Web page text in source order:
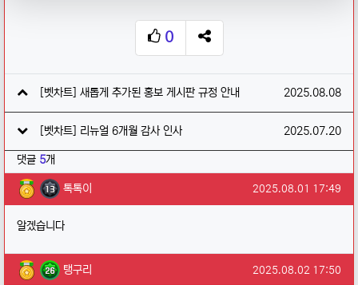
0
추천
SNS 공유
[벳차트] 새롭게 추가된 홍보 게시판 규정 안내 작성일
2025.08.08
[벳차트] 리뉴얼 6개월 감사 인사 작성일
2025.07.20
댓글 5개
톡톡이님의 댓글
톡톡이 작성일
2025.08.01 17:49
알겠습니다
탱구리님의 댓글
탱구리 작성일
2025.08.02 17:50